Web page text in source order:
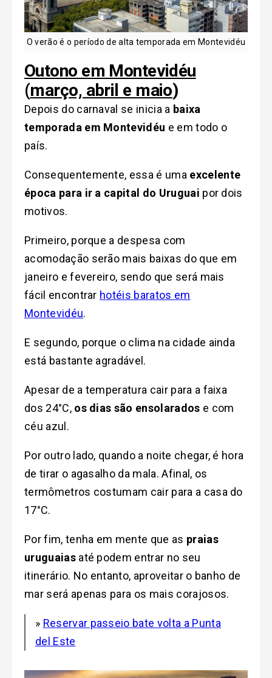
O verão é o período de alta temporada em Montevidéu
Outono em Montevidéu
(março, abri e maio)
Depois do carnaval se inicia a baixa
temporada em Montevidéu e em todo o
país.
Consequentemente, essa é uma excelente
época para ir a capital do Uruguai por dois
motivos.
Primeiro, porque a despesa com
acomodação serão mais baixas do que em
janeiro e fevereiro, sendo que será mais
fácil encontrar hotéis baratos em
Montevidéu.
E segundo, porque o clima na cidade ainda
está bastante agradável.
Apesar de a temperatura cair para a faixa
dos 24°C, os dias são ensolarados e com
céu azul.
Por outro lado, quando a noite chegar, é hora
de tirar o agasalho da mala. Afinal, os
termômetros costumam cair para a casa do
17°C.
Por fim, tenha em mente que as praias
uruguaiasaté podem entrar no seu
itinerário. No entanto, aproveitar o banho de
mar será apenas para os mais corajosos.
» Reservar passeio bate volta a Punta
del Este